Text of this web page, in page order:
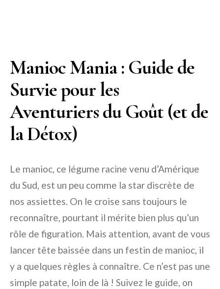
Manioc Mania : Guide de
Survie pour les
Aventuriers du Goût (et de
la Détox)
Le manioc, ce légume racine venu d’Amérique
du Sud, est un peu comme la star discrète de
nos assiettes. On le croise sans toujours le
reconnaître, pourtant il mérite bien plus qu’un
rôle de figuration. Mais attention, avant de vous
lancer tête baissée dans un festin de manioc, il
y a quelques règles à connaître. Ce n’est pas une
simple patate, loin de là ! Suivez le guide, on